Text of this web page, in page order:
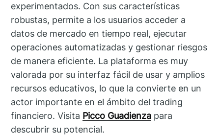
experimentados. Con sus características
robustas, permite a los usuarios acceder a
datos de mercado en tiempo real, ejecutar
operaciones automatizadas y gestionar riesgos
de manera eficiente. La plataforma es muy
valorada por su interfaz fácil de usar y amplios
recursos educativos, lo que la convierte en un
actor importante en el ámbito del trading
financiero. Visita Picco Guadienza para
descubrir su potencial.